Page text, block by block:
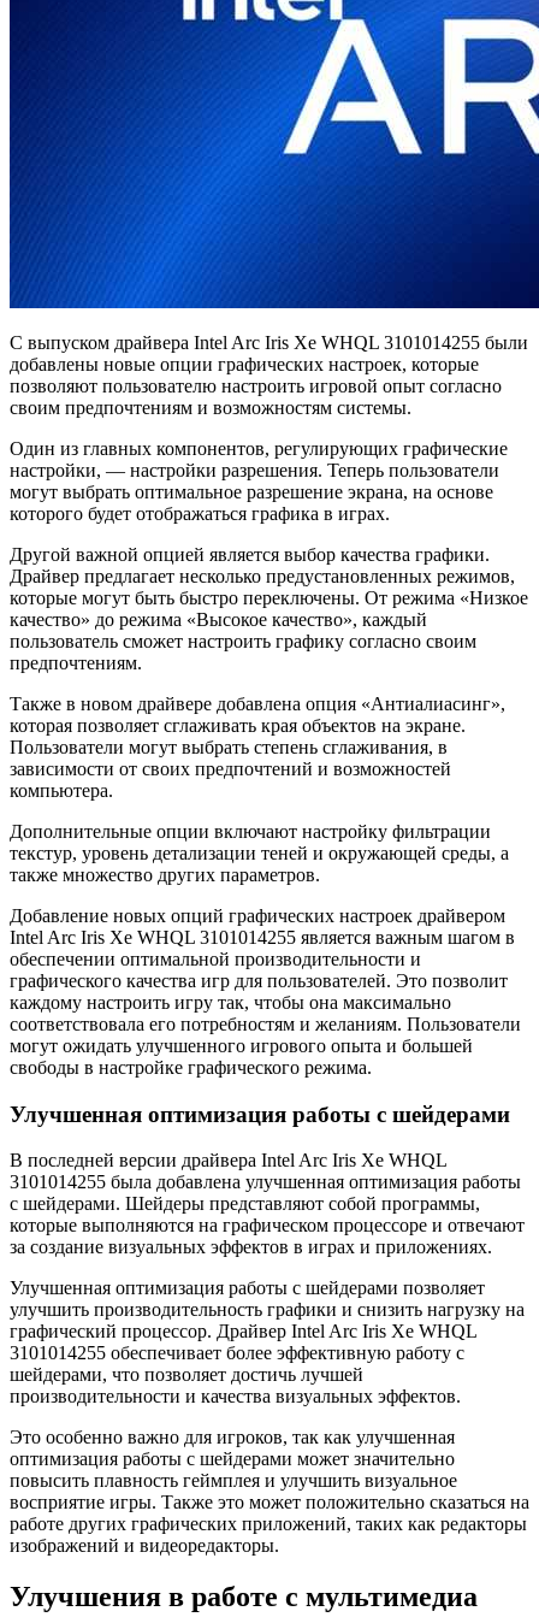
С выпуском драйвера Intel Arc Iris Xe WHQL 3101014255 были
добавлены новые опции графических настроек, которые
позволяют пользователю настроить игровой опыт согласно
своим предпочтениям и возможностям системы.
Один из главных компонентов, регулирующих графические
настройки, — настройки разрешения. Теперь пользователи
могут выбрать оптимальное разрешение экрана, на основе
которого будет отображаться графика в играх.
Другой важной опцией является выбор качества графики.
Драйвер предлагает несколько предустановленных режимов,
которые могут быть быстро переключены. От режима «Низкое
качество» до режима «Высокое качество», каждый
пользователь сможет настроить графику согласно своим
предпочтениям.
Также в новом драйвере добавлена опция «Антиалиасинг»,
которая позволяет сглаживать края объектов на экране.
Пользователи могут выбрать степень сглаживания, в
зависимости от своих предпочтений и возможностей
компьютера.
Дополнительные опции включают настройку фильтрации
текстур, уровень детализации теней и окружающей среды, а
также множество других параметров.
Добавление новых опций графических настроек драйвером
Intel Arc Iris Xe WHQL 3101014255 является важным шагом в
обеспечении оптимальной производительности и
графического качества игр для пользователей. Это позволит
каждому настроить игру так, чтобы она максимально
соответствовала его потребностям и желаниям. Пользователи
могут ожидать улучшенного игрового опыта и большей
свободы в настройке графического режима.
Улучшенная оптимизация работы с шейдерами
В последней версии драйвера Intel Arc Iris Xe WHQL
3101014255 была добавлена улучшенная оптимизация работы
с шейдерами. Шейдеры представляют собой программы,
которые выполняются на графическом процессоре и отвечают
за создание визуальных эффектов в играх и приложениях.
Улучшенная оптимизация работы с шейдерами позволяет
улучшить производительность графики и снизить нагрузку на
графический процессор. Драйвер Intel Arc Iris Xe WHQL
3101014255 обеспечивает более эффективную работу с
шейдерами, что позволяет достичь лучшей
производительности и качества визуальных эффектов.
Это особенно важно для игроков, так как улучшенная
оптимизация работы с шейдерами может значительно
повысить плавность геймплея и улучшить визуальное
восприятие игры. Также это может положительно сказаться на
работе других графических приложений, таких как редакторы
изображений и видеоредакторы.
Улучшения в работе с мультимедиа